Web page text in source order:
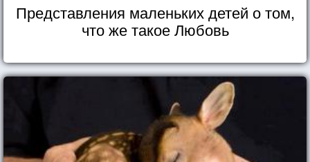
Представления маленьких детей о том,
что же такое Любовь